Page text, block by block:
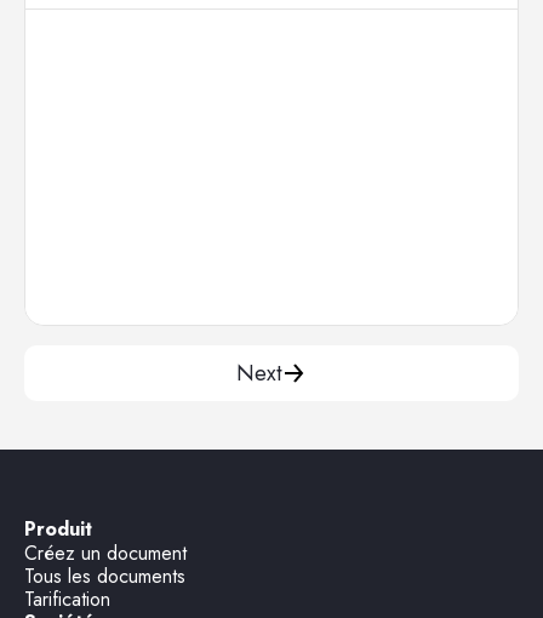
Next
Produit
Créez un document
Tous les documents
Tarification